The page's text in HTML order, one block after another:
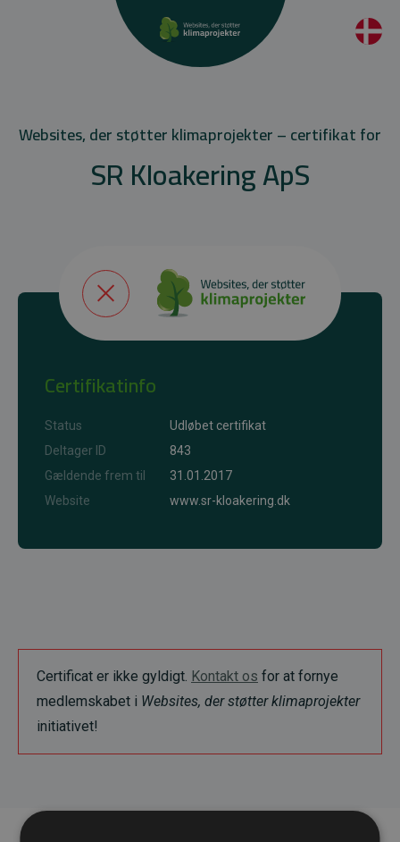
Websites, der støtter klimaprojekter – certifikat for
SR Kloakering ApS
Certifikatinfo
Status
Udløbet certifikat
Deltager ID
843
Gældende frem til
31.01.2017
Website
www.sr-kloakering.dk
Certificat er ikke gyldigt. Kontakt os for at fornye
medlemskabet i Websites, der støtter klimaprojekter
initiativet!